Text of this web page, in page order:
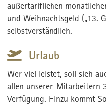
außertariflichen
und Weihnachtsgeld („13.
selbstverständlich.
Urlaub
Wer viel leistet, soll sich
allen unseren Mitarbeitern
Verfügung. Hinzu kommt